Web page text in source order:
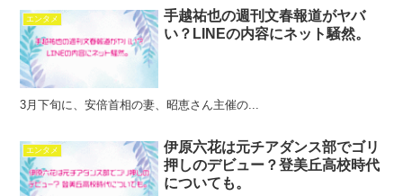
エンタメ
手越祐也の週刊文春報道がヤバ
い？LINEの内容にネット騒然。
3月下旬に、安倍首相の妻、昭恵さん主催の...
エンタメ
伊原六花は元チアダンス部でゴリ
押しのデビュー？登美丘高校時代
についても。